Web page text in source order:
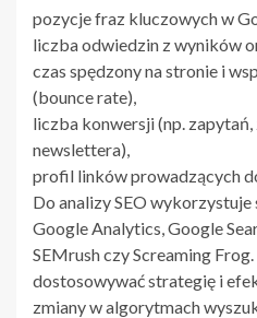
pozycje fraz kluczowych w
liczba odwiedzin z wyników
czas spędzony na stronie i
(bounce rate),
liczba konwersji (np.
newslettera),
profil linków prowadzących
Do analizy SEO
Google Analytics, Google
SEMrush czy Screaming
dostosowywać strategię i
zmiany w algorytmach